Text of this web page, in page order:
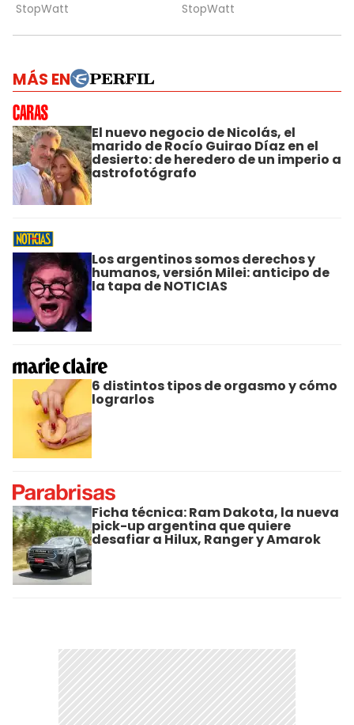
MÁS EN
El nuevo negocio de Nicolás, el
marido de Rocío Guirao Díaz en el
desierto: de heredero de un imperio a
astrofotógrafo
Los argentinos somos derechos y
humanos, versión Milei: anticipo de
la tapa de NOTICIAS
6 distintos tipos de orgasmo y cómo
lograrlos
Ficha técnica: Ram Dakota, la nueva
pick-up argentina que quiere
desafiar a Hilux, Ranger y Amarok